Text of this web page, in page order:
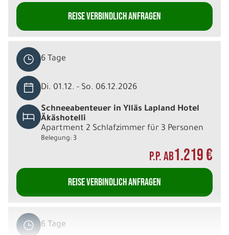
REISE VERBINDLICH ANFRAGEN
6 Tage
Di. 01.12. - So. 06.12.2026
Schneeabenteuer in Ylläs Lapland Hotel
Äkäshotelli
Apartment 2 Schlafzimmer für 3 Personen
Belegung: 3
P.P. AB1.219 €
REISE VERBINDLICH ANFRAGEN
6 Tage